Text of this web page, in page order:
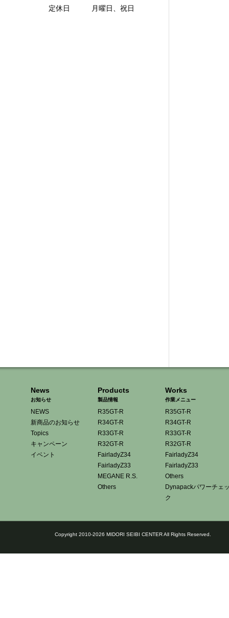
定休日 月曜日、祝日
News
お知らせ
NEWS
新商品のお知らせ
Topics
キャンペーン
イベント
Products
製品情報
R35GT-R
R34GT-R
R33GT-R
R32GT-R
FairladyZ34
FairladyZ33
MEGANE R.S.
Others
Works
作業メニュー
R35GT-R
R34GT-R
R33GT-R
R32GT-R
FairladyZ34
FairladyZ33
Others
Dynapackパワーチェ
ク
Copyright 2010-2026 MIDORI SEIBI CENTER All Rights Reserved.